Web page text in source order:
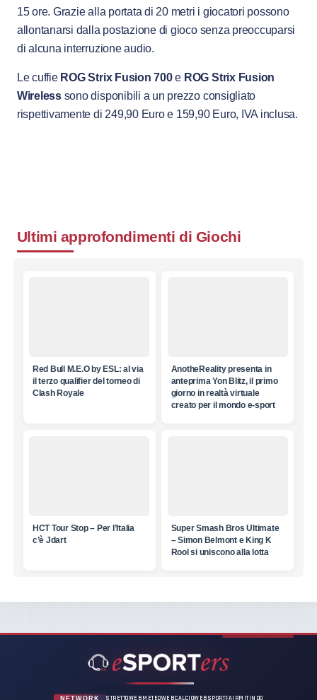
15 ore. Grazie alla portata di 20 metri i giocatori possono
allontanarsi dalla postazione di gioco senza preoccuparsi
di alcuna interruzione audio.
Le cuffie ROG Strix Fusion 700e ROG Strix Fusion
Wirelesssono disponibili a un prezzo consigliato
rispettivamente di 249,90 Euro e 159,90 Euro, IVA inclusa.
Ultimi approfondimenti di Giochi
Red Bull M.E.O by ESL: al via
il terzo qualifier del torneo di
Clash Royale
AnotheReality presenta in
anteprima Yon Blitz, il primo
giorno in realtà virtuale
creato per il mondo e-sport
HCT Tour Stop – Per l’Italia
c’è Jdart
Super Smash Bros Ultimate
– Simon Belmont e King K
Rool si uniscono alla lotta